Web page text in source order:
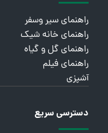
راهنمای سیر وسفر
راهنمای خانه شیک
راهنمای گل و گیاه
راهنمای فیلم
آشپزی
دسترسی سریع